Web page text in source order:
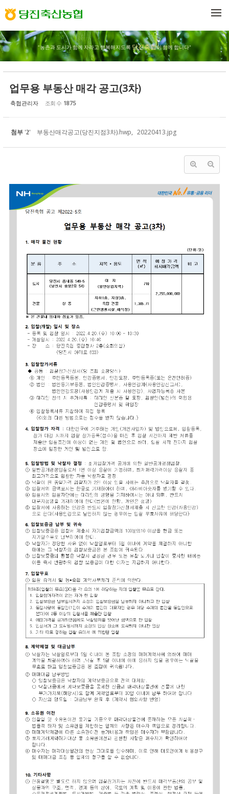
"농촌과 도시가 함께 자라고 행복해지도록 당진축협이 함께 합니다"
업무용 부동산 매각 공고(3차)
축협관리자 조회 수 1875
첨부 '2' 부동산매각공고(당진지점3차).hwp, 20220413.jpg